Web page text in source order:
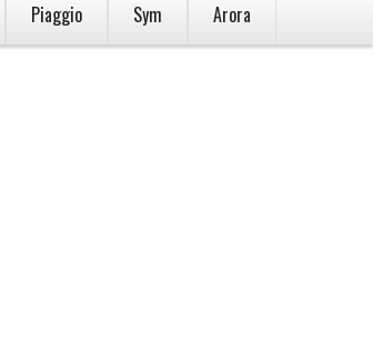
Piaggio Sym Arora